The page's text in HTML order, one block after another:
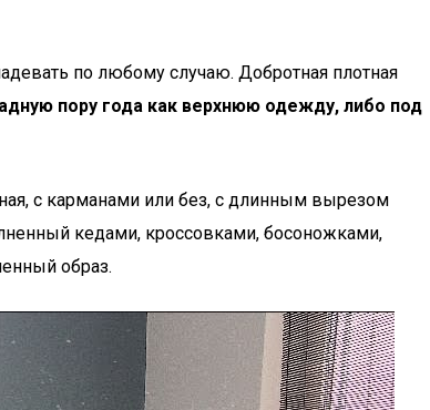
по любому случаю. Добротная плотная
пору года как верхнюю одежду, либо под
с карманами или без, с длинным вырезом
кедами, кроссовками, босоножками,
образ.